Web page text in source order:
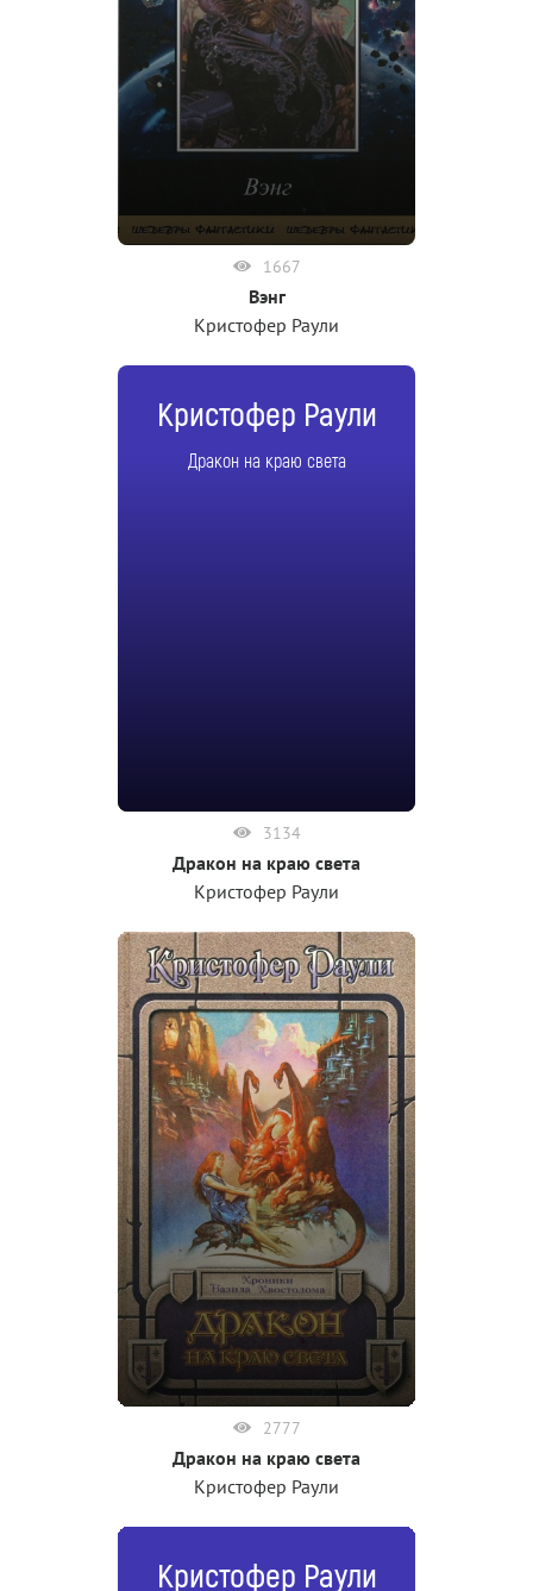
1667
Вэнг
Кристофер Раули
Кристофер Раули
Дракон на краю света
3134
Дракон на краю света
Кристофер Раули
2777
Дракон на краю света
Кристофер Раули
Кристофер Раули